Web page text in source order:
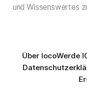
und Wissenswertes
Über IocoWerde